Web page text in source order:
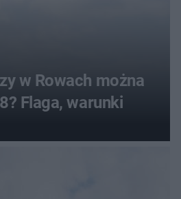
w Rowach można
Flaga, warunki